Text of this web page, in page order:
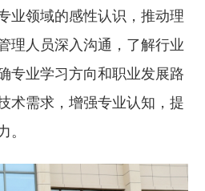
业领域的感性认识，推动理
理人员深入沟通，了解行业
专业学习方向和职业发展路
术需求，增强专业认知，提